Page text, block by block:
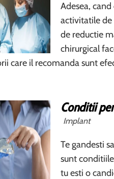
Adesea,
activitatile de
de reductie
chirurgical
care il recomanda sunt
Conditii
Implant
Te gandesti
sunt
tu esti o